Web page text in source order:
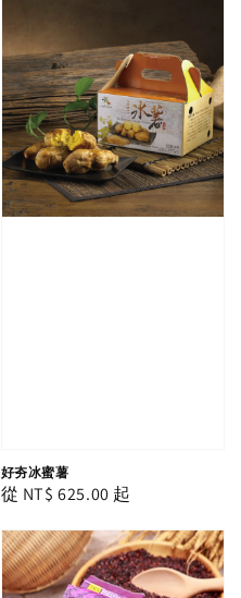
好夯冰蜜薯
Regular
從 NT$ 625.00 起